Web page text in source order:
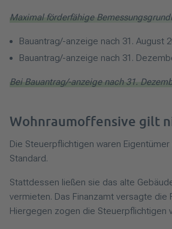
Maximal förderfähige
Bauantrag/-anzeige nach 31. August
Bauantrag/-anzeige nach 31.
Bei Bauantrag/-anzeige nach 31.
Wohnraumoffensive gilt
Die Steuerpflichtigen waren
Standard.
Stattdessen ließen sie das alte
vermieten. Das Finanzamt versagte die
Hiergegen zogen die Steuerpflichtigen